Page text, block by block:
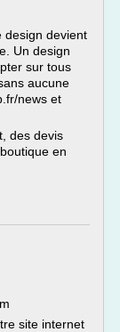
design devient
Un design
sur tous
aucune
news et
des devis
en
site internet